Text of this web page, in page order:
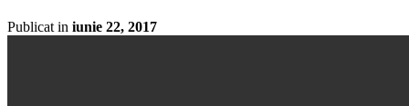
Publicat in iunie 22, 2017